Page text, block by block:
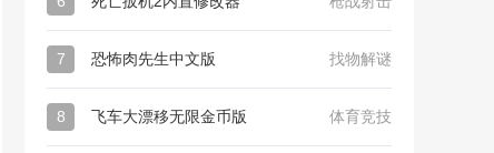
7 恐怖肉先生中文版 找物解谜
8 飞车大漂移无限金币版 体育竞技